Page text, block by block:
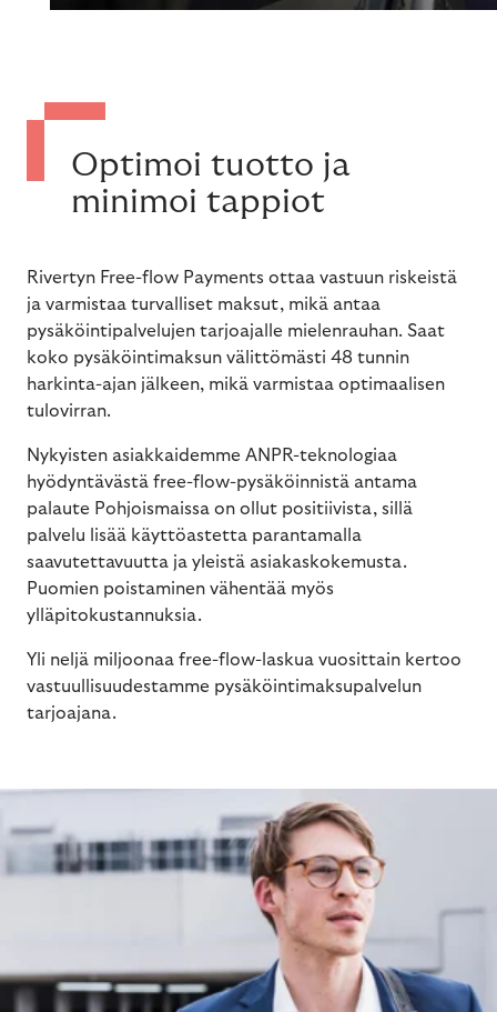
Optimoi tuotto ja
minimoi tappiot
Rivertyn Free-flow Payments ottaa vastuun riskeistä
ja varmistaa turvalliset maksut, mikä antaa
pysäköintipalvelujen tarjoajalle mielenrauhan. Saat
koko pysäköintimaksun välittömästi 48 tunnin
harkinta-ajan jälkeen, mikä varmistaa optimaalisen
tulovirran.
Nykyisten asiakkaidemme ANPR-teknologiaa
hyödyntävästä free-flow-pysäköinnistä antama
palaute Pohjoismaissa on ollut positiivista, sillä
palvelu lisää käyttöastetta parantamalla
saavutettavuutta ja yleistä asiakaskokemusta.
Puomien poistaminen vähentää myös
ylläpitokustannuksia.
Yli neljä miljoonaa free-flow-laskua vuosittain kertoo
vastuullisuudestamme pysäköintimaksupalvelun
tarjoajana.